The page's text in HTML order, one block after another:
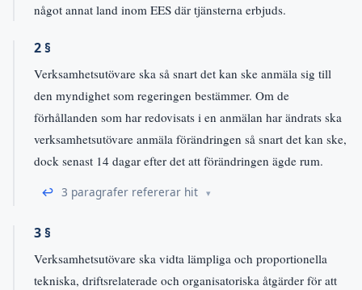
något annat land inom EES där tjänsterna erbjuds.
2 §
Verksamhetsutövare ska så snart det kan ske anmäla sig till
den myndighet som regeringen bestämmer. Om de
förhållanden som har redovisats i en anmälan har ändrats ska
verksamhetsutövare anmäla förändringen så snart det kan ske,
dock senast 14 dagar efter det att förändringen ägde rum.
↩ 3 paragrafer refererar hit
3 §
Verksamhetsutövare ska vidta lämpliga och proportionella
tekniska, driftsrelaterade och organisatoriska åtgärder för att